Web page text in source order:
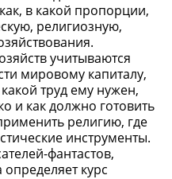
в какой пропорции,
религиозную,
учитываются
мировому капиталу,
труд ему нужен,
и как должно готовить
религию, где
инструменты.
фантастов,
курс